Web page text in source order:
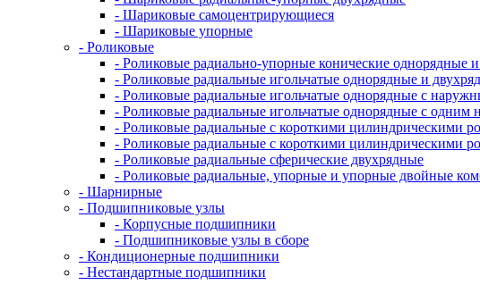
- Шариковые самоцентрирующиеся
- Шариковые упорные
- Роликовые
- Роликовые радиально-упорные конические
- Роликовые радиальные игольчатые однорядные и
- Роликовые радиальные игольчатые однорядные с
- Роликовые радиальные игольчатые однорядные с
- Роликовые радиальные с короткими цилиндрическими
- Роликовые радиальные с короткими цилиндрическими
- Роликовые радиальные сферические двухрядные
- Роликовые радиальные, упорные и упорные двойные
- Шарнирные
- Подшипниковые узлы
- Корпусные подшипники
- Подшипниковые узлы в сборе
- Кондиционерные подшипники
- Нестандартные подшипники